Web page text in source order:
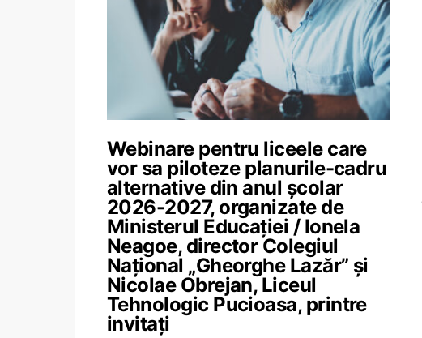
Webinare pentru liceele care
vor sa piloteze planurile-cadru
alternative din anul școlar
2026-2027, organizate de
Ministerul Educației / Ionela
Neagoe, director Colegiul
Național „Gheorghe Lazăr” și
Nicolae Obrejan, Liceul
Tehnologic Pucioasa, printre
invitați